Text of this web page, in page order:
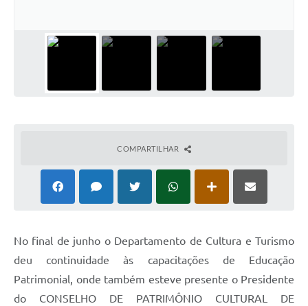
Canal da Ouvidoria
Plano Diretor
REMUME
Contratos
COMPARTILHAR
No final de junho o Departamento de Cultura e Turismo
deu continuidade às capacitações de Educação
Patrimonial, onde também esteve presente o Presidente
do CONSELHO DE PATRIMÔNIO CULTURAL DE